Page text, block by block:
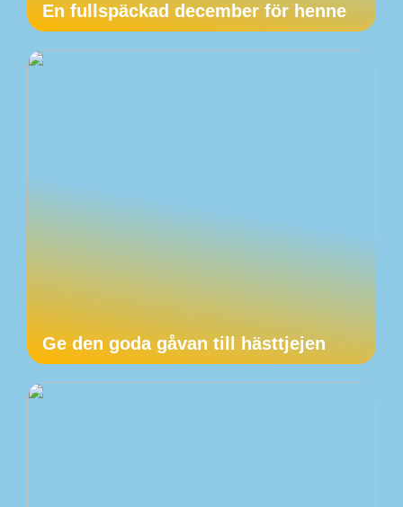
En fullspäckad december för henne
Ge den goda gåvan till hästtjejen